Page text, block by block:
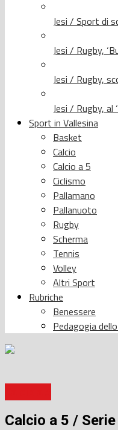
Jesi / Sport di
Jesi / Rugby,
Jesi / Rugby,
Jesi / Rugby, al
Sport in Vallesina
Basket
Calcio
Calcio a 5
Ciclismo
Pallamano
Pallanuoto
Rugby
Scherma
Tennis
Volley
Altri Sport
Rubriche
Benessere
Pedagogia
Calcio a 5 /